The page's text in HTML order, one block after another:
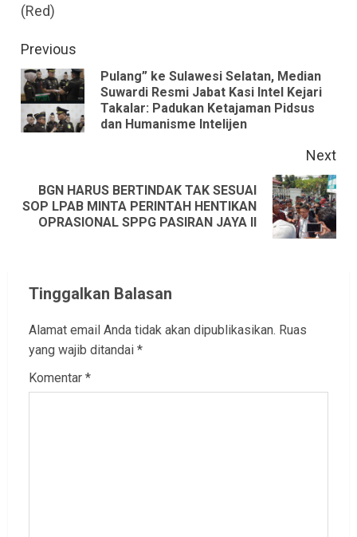
(Red)
Continue
Reading
Previous
Pulang” ke Sulawesi Selatan, Median
Suwardi Resmi Jabat Kasi Intel Kejari
Takalar: Padukan Ketajaman Pidsus
dan Humanisme Intelijen
Next
Next
post:
BGN HARUS BERTINDAK TAK SESUAI
SOP LPAB MINTA PERINTAH HENTIKAN
OPRASIONAL SPPG PASIRAN JAYA II
Tinggalkan Balasan
Alamat email Anda tidak akan dipublikasikan. Ruas
yang wajib ditandai *
Komentar *